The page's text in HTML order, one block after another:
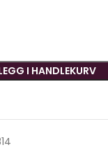
I HANDLEKURV